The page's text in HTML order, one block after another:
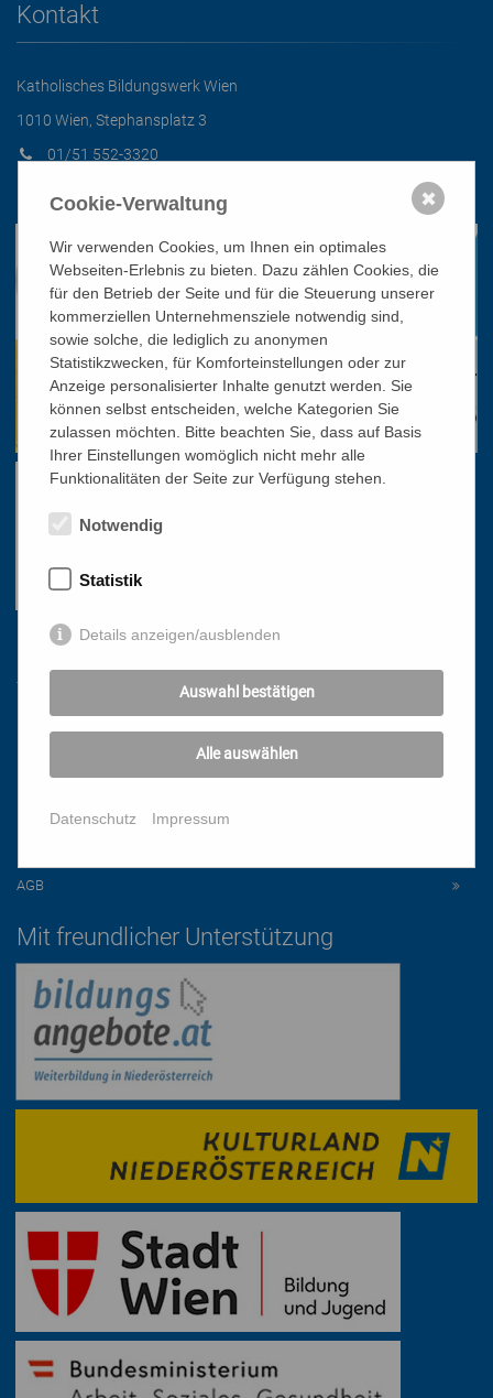
Kontakt
Katholisches Bildungswerk Wien
1010 Wien, Stephansplatz 3
01/51 552-3320
DATENSCHUTZ
AGB
Mit freundlicher Unterstützung
Cookie-Verwaltung
Wir verwenden Cookies, um Ihnen ein optimales
Webseiten-Erlebnis zu bieten. Dazu zählen Cookies, die
für den Betrieb der Seite und für die Steuerung unserer
kommerziellen Unternehmensziele notwendig sind,
sowie solche, die lediglich zu anonymen
Statistikzwecken, für Komforteinstellungen oder zur
Anzeige personalisierter Inhalte genutzt werden. Sie
können selbst entscheiden, welche Kategorien Sie
zulassen möchten. Bitte beachten Sie, dass auf Basis
Ihrer Einstellungen womöglich nicht mehr alle
Funktionalitäten der Seite zur Verfügung stehen.
Notwendig
Statistik
Details anzeigen/ausblenden
Auswahl bestätigen
Alle auswählen
Datenschutz Impressum
✖